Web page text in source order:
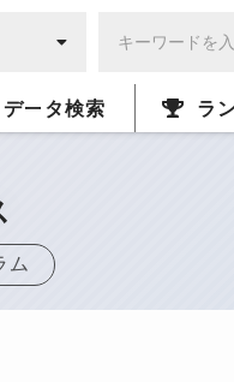
データ検索 ラ
ム